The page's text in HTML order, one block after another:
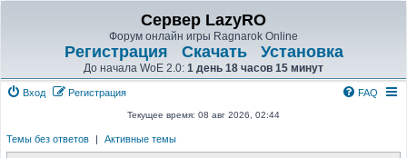
Сервер LazyRO
Форум онлайн игры Ragnarok Online
Регистрация Скачать Установка
До начала WoE 2.0: 1 день 18 часов 15 минут
Вход Регистрация FAQ
Текущее время: 08 авг 2026, 02:44
Темы без ответов | Активные темы